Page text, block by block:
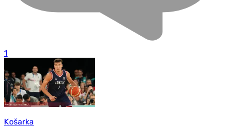
1
Košarka